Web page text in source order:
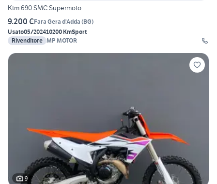
Ktm 690 SMC Supermoto
9.200 €Fara Gera d'Adda (BG)
Usato05/202410200 KmSport
Rivenditore MP MOTOR
9